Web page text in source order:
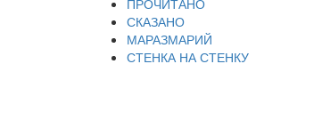
ПРОЧИТАНО
СКАЗАНО
МАРАЗМАРИЙ
СТЕНКА НА СТЕНКУ